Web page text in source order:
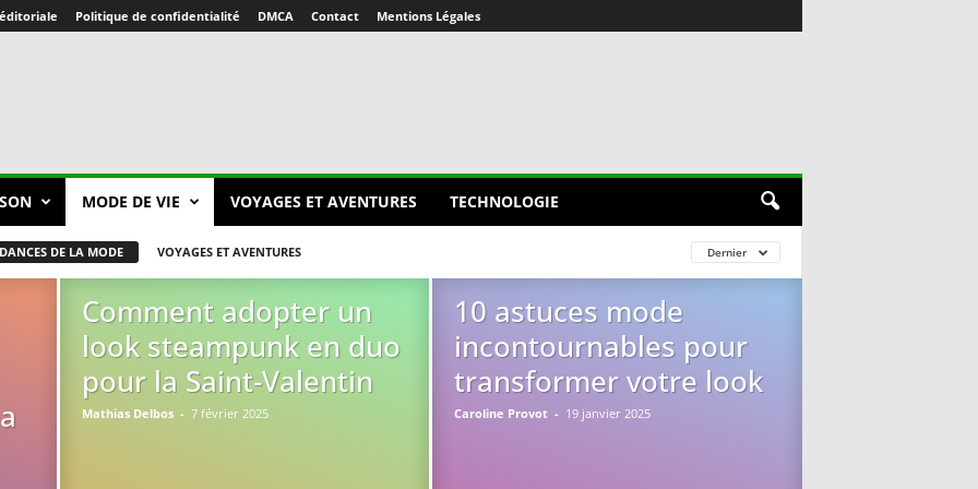
Politique de confidentialité DMCA Contact Mentions Légales
MODE DE VIE VOYAGES ET AVENTURES TECHNOLOGIE
DE LA MODE VOYAGES ET AVENTURES Dernier
Comment adopter un
look steampunk en duo
pour la Saint-Valentin
Mathias Delbos - 7 février 2025
10 astuces mode
incontournables pour
transformer votre look
Caroline Provot - 19 janvier 2025